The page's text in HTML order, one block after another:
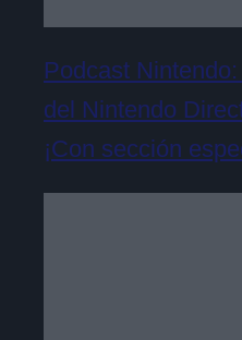
Podcast
del Nintendo
¡Con sección